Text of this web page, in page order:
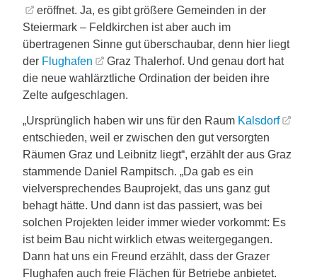
eröffnet. Ja, es gibt größere Gemeinden in der
Steiermark – Feldkirchen ist aber auch im
übertragenen Sinne gut überschaubar, denn hier liegt
der Flughafen
Graz Thalerhof. Und genau dort hat
die neue wahlärztliche Ordination der beiden ihre
Zelte aufgeschlagen.
„Ursprünglich haben wir uns für den Raum Kalsdorf
entschieden, weil er zwischen den gut versorgten
Räumen Graz und Leibnitz liegt“, erzählt der aus Graz
stammende Daniel Rampitsch. „Da gab es ein
vielversprechendes Bauprojekt, das uns ganz gut
behagt hätte. Und dann ist das passiert, was bei
solchen Projekten leider immer wieder vorkommt: Es
ist beim Bau nicht wirklich etwas weitergegangen.
Dann hat uns ein Freund erzählt, dass der Grazer
Flughafen auch freie Flächen für Betriebe anbietet.